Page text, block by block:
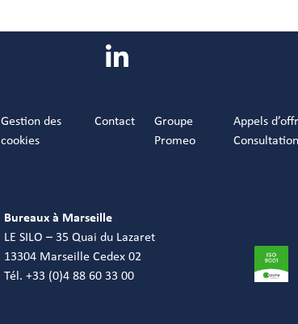
Gestion des
cookies
Contact
Groupe
Promeo
Appels
Bureaux à Marseille
LE SILO – 35 Quai du Lazaret
13304 Marseille Cedex 02
Tél. +33 (0)4 88 60 33 00